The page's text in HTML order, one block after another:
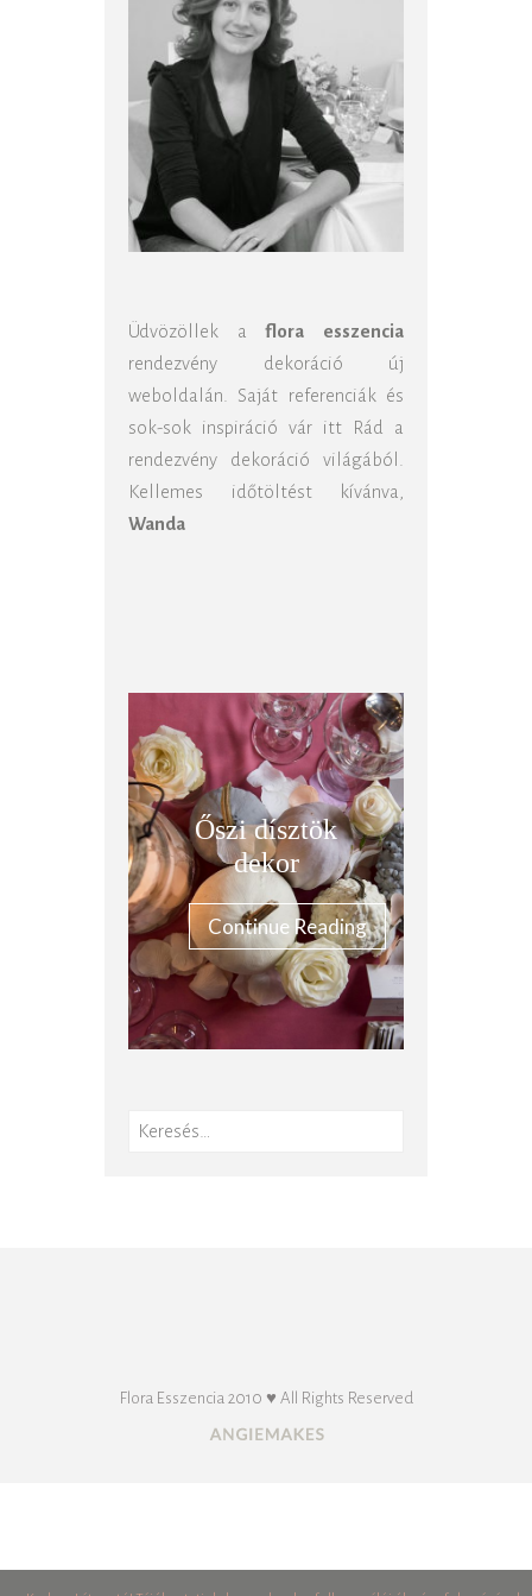
Üdvözöllek aflora esszencia
rendezvény dekoráció új
weboldalán. Saját referenciák és
sok-sok inspiráció vár itt Rád a
rendezvény dekoráció világából.
Kellemes időtöltést kívánva,
Wanda
Őszi dísztök
dekor
Continue Reading
Keresés:
Flora Esszencia 2010 ♥ All Rights Reserved